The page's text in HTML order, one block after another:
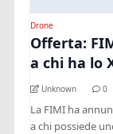
Drone
Offerta:
a chi ha lo
Unknown 0
La FIMI ha
a chi possiede